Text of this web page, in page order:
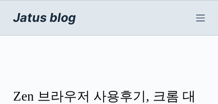
로
Jatus blog
Zen 브라우저 사용후기, 크롬 대